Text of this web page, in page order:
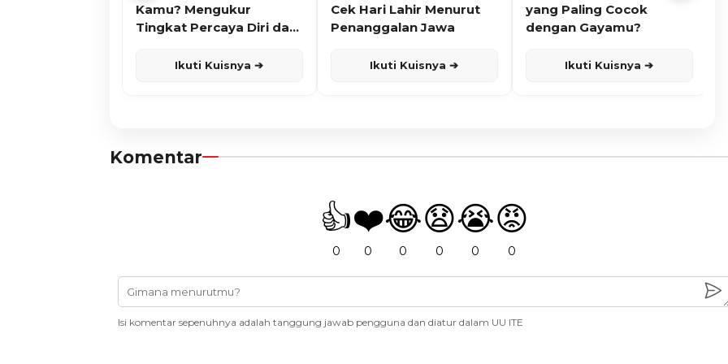
Kamu? Mengukur
Tingkat Percaya Diri dan
Ikuti Kuisnya ➔
Cek Hari Lahir Menurut
Penanggalan Jawa
Ikuti Kuisnya ➔
yang Paling Cocok
dengan Gayamu?
Ikuti Kuisnya ➔
Komentar
👍
0
❤️
0
😂
0
😧
0
😭
0
😡
0
Isi komentar sepenuhnya adalah tanggung jawab pengguna dan diatur dalam UU ITE